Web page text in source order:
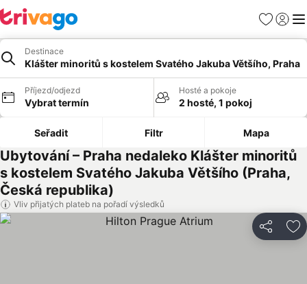
Oblíbené
Destinace
Klášter minoritů s kostelem Svatého Jakuba Většího, Praha
Příjezd/odjezd
Vybrat termín
Hosté a pokoje
2 hosté, 1 pokoj
Seřadit Filtr Mapa
Ubytování – Praha nedaleko Klášter minoritů
s kostelem Svatého Jakuba Většího (Praha,
Česká republika)
Vliv přijatých plateb na pořadí výsledků
Sdílet